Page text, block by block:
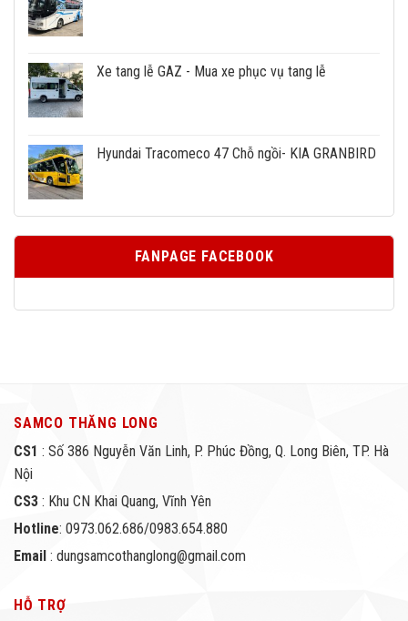
Xe tang lễ GAZ - Mua xe phục vụ tang lễ
Hyundai Tracomeco 47 Chỗ ngồi- KIA GRANBIRD
FANPAGE FACEBOOK
SAMCO THĂNG LONG
CS1 : Số 386 Nguyễn Văn Linh, P. Phúc Đồng, Q. Long Biên, TP. Hà
Nội
CS3 : Khu CN Khai Quang, Vĩnh Yên
Hotline: 0973.062.686/0983.654.880
Email : dungsamcothanglong@gmail.com
HỖ TRỢ